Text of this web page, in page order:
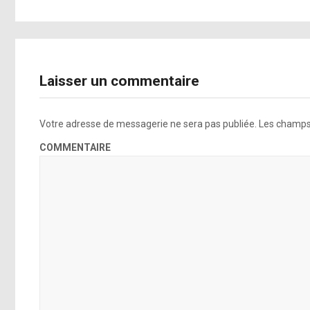
Laisser un commentaire
Votre adresse de messagerie ne sera pas publiée. Les
COMMENTAIRE